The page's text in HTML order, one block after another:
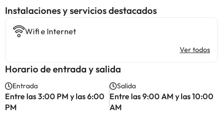
Instalaciones y servicios destacados
Wifi e Internet
Ver todos
Horario de entrada y salida
Entrada
Entre las 3:00 PM y las 6:00
PM
Salida
Entre las 9:00 AM y las 10:00
AM